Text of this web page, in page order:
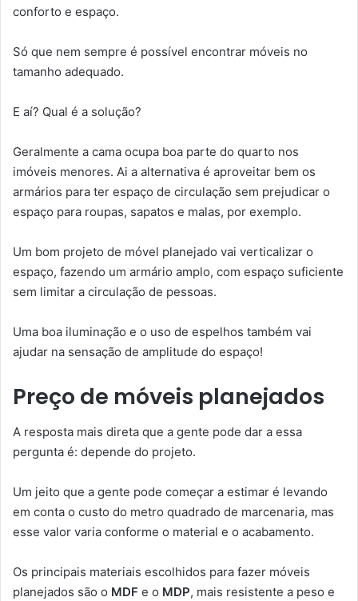
conforto e espaço.
Só que nem sempre é possível encontrar móveis no
tamanho adequado.
E aí? Qual é a solução?
Geralmente a cama ocupa boa parte do quarto nos
imóveis menores. Ai a alternativa é aproveitar bem os
armários para ter espaço de circulação sem prejudicar o
espaço para roupas, sapatos e malas, por exemplo.
Um bom projeto de móvel planejado vai verticalizar o
espaço, fazendo um armário amplo, com espaço suficiente
sem limitar a circulação de pessoas.
Uma boa iluminação e o uso de espelhos também vai
ajudar na sensação de amplitude do espaço!
Preço de móveis planejados
A resposta mais direta que a gente pode dar a essa
pergunta é: depende do projeto.
Um jeito que a gente pode começar a estimar é levando
em conta o custo do metro quadrado de marcenaria, mas
esse valor varia conforme o material e o acabamento.
Os principais materiais escolhidos para fazer móveis
planejados são o MDF e o MDP, mais resistente a peso e